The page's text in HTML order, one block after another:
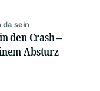
da sein
den Crash –
Absturz